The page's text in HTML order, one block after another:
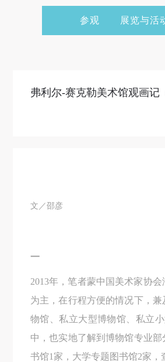
参观 展览与活
弗利尔-赛克勒美术馆观画记
文／邵彦
一
2013年，笔者蒙中国美术家协
为主，在行程方便的情况下，
物馆、私立大型博物馆、私立
中，也实地了解到博物馆专业
书馆1家，大学专题图书馆2家，